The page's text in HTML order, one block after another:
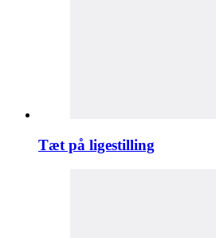
Tæt på ligestilling